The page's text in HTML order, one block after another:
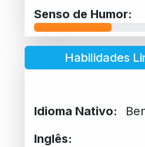
Senso de Humor:
Habilidades
Idioma Nativo:
Inglês: